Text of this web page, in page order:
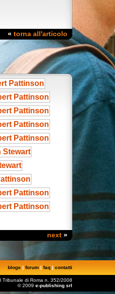
« torna all'articolo
next »
blogs | forum | faq | contatti
Tribunale di Roma n. 352/2008
© 2009 e-publishing srl